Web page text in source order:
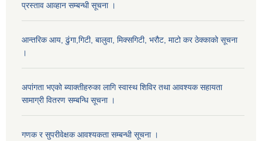
प्रस्ताव आव्हान सम्बन्धी सूचना ।
आन्तरिक आय, ढुंगा,गिटी, बालुवा, मिक्सगिटी, भरौट, माटो कर ठेक्काको सूचना
।
अपांगता भएको ब्याक्तीहरुका लागि स्वास्थ शिविर तथा आवश्यक सहायता
सामाग्री वितरण सम्बन्धि सूचना ।
गणक र सुपरीवेक्षक आवश्यकता सम्बन्धी सूचना ।